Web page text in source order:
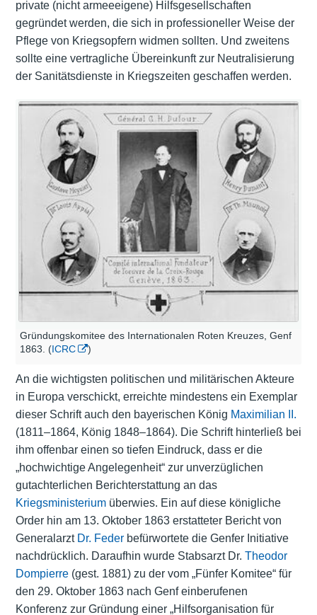
private (nicht armeeeigene) Hilfsgesellschaften
gegründet werden, die sich in professioneller Weise der
Pflege von Kriegsopfern widmen sollten. Und zweitens
sollte eine vertragliche Übereinkunft zur Neutralisierung
der Sanitätsdienste in Kriegszeiten geschaffen werden.
Gründungskomitee des Internationalen Roten Kreuzes, Genf
1863. (ICRC )
An die wichtigsten politischen und militärischen Akteure
in Europa verschickt, erreichte mindestens ein Exemplar
dieser Schrift auch den bayerischen König Maximilian II.
(1811–1864, König 1848–1864). Die Schrift hinterließ bei
ihm offenbar einen so tiefen Eindruck, dass er die
„hochwichtige Angelegenheit“ zur unverzüglichen
gutachterlichen Berichterstattung an das
Kriegsministeriumüberwies. Ein auf diese königliche
Order hin am 13. Oktober 1863 erstatteter Bericht von
Generalarzt Dr. Federbefürwortete die Genfer Initiative
nachdrücklich. Daraufhin wurde Stabsarzt Dr. Theodor
Dompierre(gest. 1881) zu der vom „Fünfer Komitee“ für
den 29. Oktober 1863 nach Genf einberufenen
Konferenz zur Gründung einer „Hilfsorganisation für